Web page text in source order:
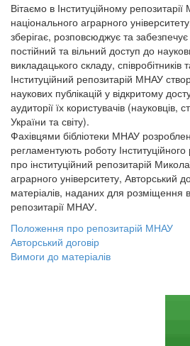
Вітаємо в Інституційному репозитарії
національного аграрного
зберігає, розповсюджує та
постійний та вільний доступ до
викладацького складу, співробітників
Інституційний репозитарій МНАУ
наукових публікацій у відкритому
аудиторії їх користувачів (науковців,
України та світу).
Фахівцями бібліотеки МНАУ
регламентують роботу
про інституційний репозитарій
аграрного університету, Авторський
матеріалів, наданих для розміщення
репозитарії МНАУ.
Положення про репозитарій МНАУ
Авторський договір
Вимоги до матеріалів